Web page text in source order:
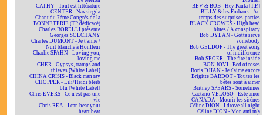
CATHY - Tout est littérature
CENTER - Navsiegda
Chant du 7ème Congrès de la
BONNETERIE (TP dédicacé)
Charles BORELLI présente
Georges SOLCHANY
Charles DUMONT - Je t'aime /
Nuit blanche à Honfleur
Charlie SPAHN - Loving you,
loving me
CHER - Gypsys, tramps and
thieves [White Label]
CHINA CRISIS - Black man ray
CHOPPER - Lili/Heidi bleib
blu [White Label]
Chris EVERS - Ce n'est pas une
vie
Chris REA - I can hear your
heart beat
BEV & BOB - Hey Paula [T.P.]
BILLY & les Forbans - Au
temps des surprises-parties
BLACK CROWES - High head
blues / A conspiracy
Bob DYLAN - Gotta serve
somebody
Bob GELDOF - The great song
of indifference
Bob SEGER - The fire inside
BON JOVI - Bed of roses
Boris DJIAN - Je t'aime encore
Brigitte BARDOT - Toutes les
bêtes sont à aimer
Britney SPEARS - Sometimes
Caetano VELOSO - Este amor
CANADA - Mourir les sirènes
Céline DION - I drove all night
Céline DION - Mon ami m'a